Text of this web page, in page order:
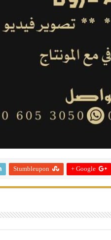
Google +
Stumbleupon